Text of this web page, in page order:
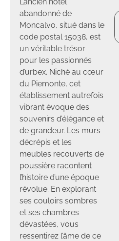
abandonné de
Moncalvo, situé dans le
code postal 15038, est
un véritable trésor
pour les passionnés
d’urbex. Niché au cœur
du Piemonte, cet
établissement autrefois
vibrant évoque des
souvenirs d’élégance et
de grandeur. Les murs
décrépis et les
meubles recouverts de
poussière racontent
l’histoire d’une époque
révolue. En explorant
ses couloirs sombres
et ses chambres
dévastées, vous
ressentirez l’âme de ce